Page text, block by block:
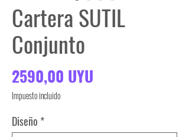
Cartera SUTIL
Conjunto
2590,00 UYU
Impuesto incluido
Diseño *